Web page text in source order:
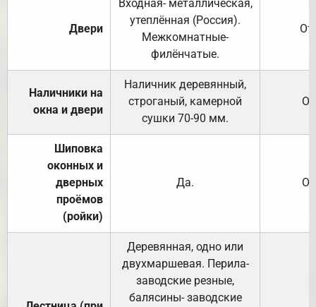
Двери
Входная- металлическая,
утеплённая (Россия).
Межкомнатные-
филёнчатые.
Наличники на
окна и двери
Наличник деревянный,
строганый, камерной
сушки 70-90 мм.
Шиповка
оконных и
дверных
проёмов
(ройки)
Да.
Деревянная, одно или
двухмаршевая. Перила-
заводские резные,
балясины- заводские